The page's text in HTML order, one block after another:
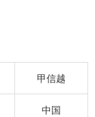
甲信越
中国